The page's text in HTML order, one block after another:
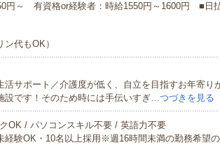
円～ 有資格or経験者：時給1550円～1600円 ■日
代もOK）
活サポート／介護度が低く、自立を目指すお年寄り
設です！そのため時には手伝いすぎ…つづきを見る
OK / パソコンスキル不要 / 英語力不要
験OK・10名以上採用※週16時間未満の勤務希望